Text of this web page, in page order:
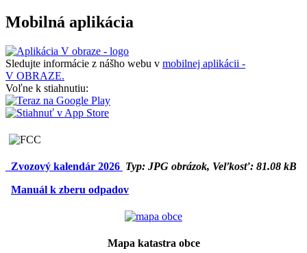
Mobilná aplikácia
Sledujte informácie z nášho webu v mobilnej aplikácii -
V OBRAZE.
Voľne k stiahnutiu:
Zvozový kalendár 2026 Typ: JPG obrázok, Veľkosť: 81.08 kB
Manuál k zberu odpadov
Mapa katastra obce